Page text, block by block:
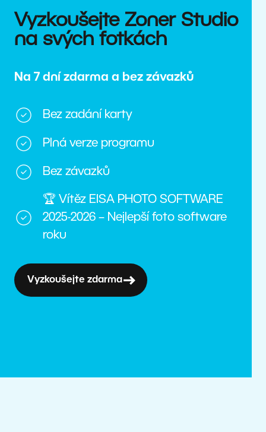
Vyzkoušejte Zoner Studio
na svých fotkách
Na 7 dní zdarma a bez závazků
Bez zadání karty
Plná verze programu
Bez závazků
🏆 Vítěz EISA PHOTO SOFTWARE
2025-2026 – Nejlepší foto software
roku
Vyzkoušejte zdarma